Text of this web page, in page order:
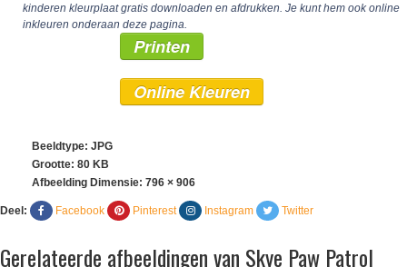
kinderen kleurplaat gratis downloaden en afdrukken. Je kunt hem ook online
inkleuren onderaan deze pagina.
Printen
Online Kleuren
Beeldtype: JPG
Grootte: 80 KB
Afbeelding Dimensie: 796 × 906
Deel: Facebook Pinterest Instagram Twitter
Gerelateerde afbeeldingen van Skye Paw Patrol